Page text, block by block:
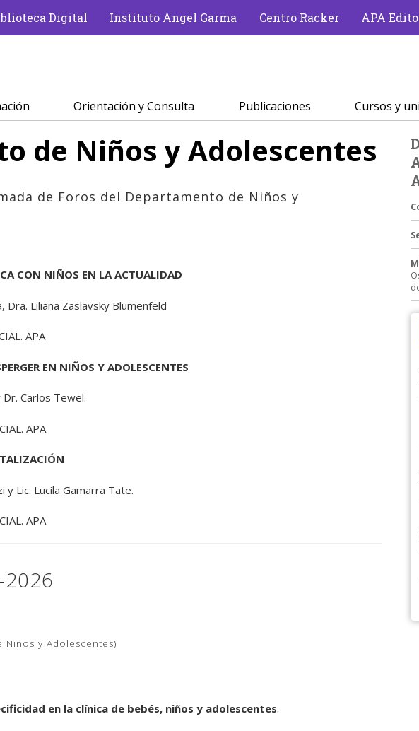
Digital Instituto Angel Garma Centro Racker APA
Orientación y Consulta Publicaciones Cursos y
de Niños y Adolescentes
de Foros del Departamento de Niños y
CON NIÑOS EN LA ACTUALIDAD
Dra. Liliana Zaslavsky Blumenfeld
APA
EN NIÑOS Y ADOLESCENTES
Dr. Carlos Tewel.
APA
y Lic. Lucila Gamarra Tate.
APA
y Adolescentes)
en la clínica de bebés, niños y adolescentes.